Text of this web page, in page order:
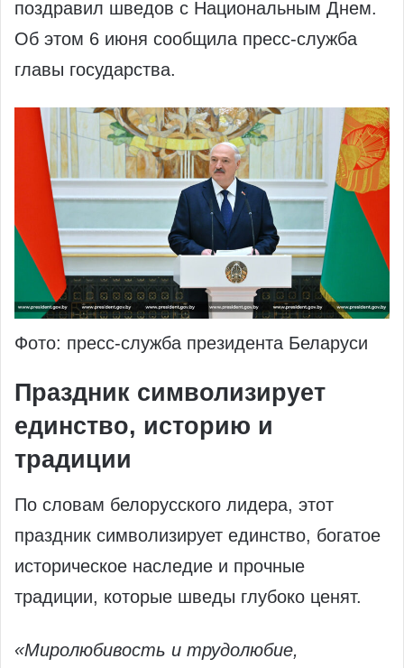
поздравил шведов с Национальным Днем.
Об этом 6 июня сообщила пресс-служба
главы государства.
Фото: пресс-служба президента Беларуси
Праздник символизирует
единство, историю и
традиции
По словам белорусского лидера, этот
праздник символизирует единство, богатое
историческое наследие и прочные
традиции, которые шведы глубоко ценят.
«Миролюбивость и трудолюбие,